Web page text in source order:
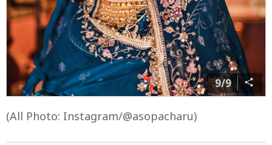
9/9
(All Photo: Instagram/@asopacharu)